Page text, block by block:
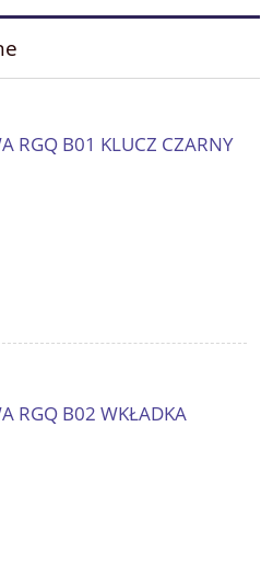
RGQ B01 KLUCZ CZARNY
RGQ B02 WKŁADKA